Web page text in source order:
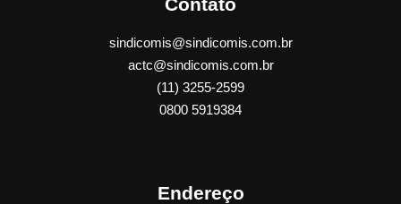
sindicomis@sindicomis.com.br
actc@sindicomis.com.br
(11) 3255-2599
0800 5919384
Endereço